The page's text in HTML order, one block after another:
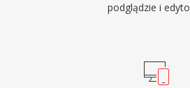
podglądzie i